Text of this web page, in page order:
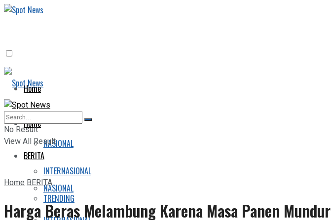
Home
BERITA
NASIONAL
INTERNASIONAL
TRENDING
Home
BERITA
NASIONAL
No Result
View All Result
HomeBERITA
Harga Beras Melambung Karena Masa Panen Mundur